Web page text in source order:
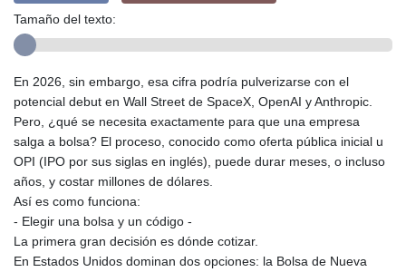
Tamaño del texto:
En 2026, sin embargo, esa cifra podría pulverizarse con el
potencial debut en Wall Street de SpaceX, OpenAI y Anthropic.
Pero, ¿qué se necesita exactamente para que una empresa
salga a bolsa? El proceso, conocido como oferta pública inicial u
OPI (IPO por sus siglas en inglés), puede durar meses, o incluso
años, y costar millones de dólares.
Así es como funciona:
- Elegir una bolsa y un código -
La primera gran decisión es dónde cotizar.
En Estados Unidos dominan dos opciones: la Bolsa de Nueva